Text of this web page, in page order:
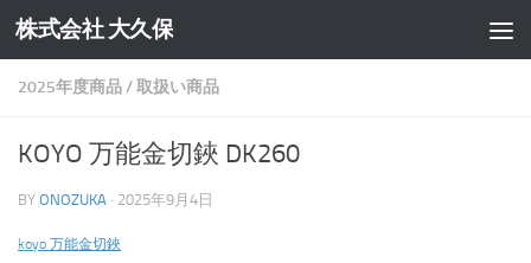
コンテンツへスキップ
株式会社 大久保
2025年度商品/取扱い商品
KOYO 万能金切鋏 DK260
BY ONOZUKA · 2025年9月4日
koyo 万能金切鋏